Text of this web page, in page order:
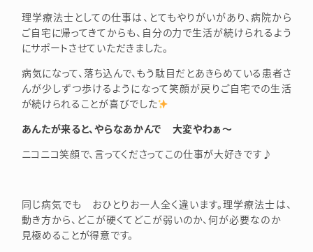
理学療法士としての仕事は、とてもやりがいがあり、病院から
ご自宅に帰ってきてからも、自分の力で生活が続けられるよう
にサポートさせていただきました。
病気になって、落ち込んで、もう駄目だとあきらめている患者さ
んが少しずつ歩けるようになって笑顔が戻りご自宅での生活
が続けられることが喜びでした
あんたが来ると、やらなあかんで 大変やわぁ～
ニコニコ笑顔で、言ってくださってこの仕事が大好きです♪
同じ病気でも おひとりお一人全く違います。理学療法士は、
動き方から、どこが硬くてどこが弱いのか、何が必要なのか
見極めることが得意です。